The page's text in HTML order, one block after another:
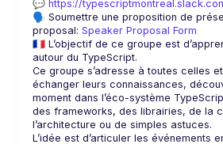
💬 https://
🗣️ Soumettre une proposition de
proposal: Speaker Proposal Form
🇫🇷 L’objectif de ce groupe est
Ce groupe s’adresse à toutes celles
échanger leurs connaissances,
moment dans l’éco-système
des frameworks, des librairies, de la